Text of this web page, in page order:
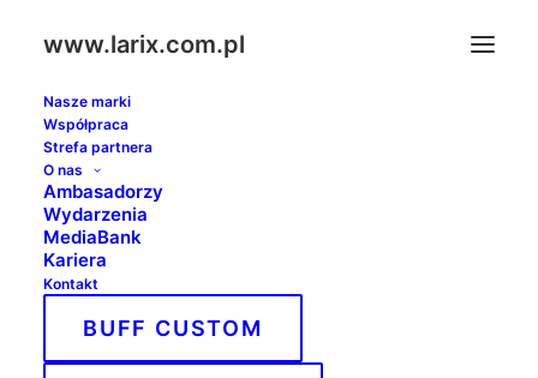
www.larix.com.pl
Nasze marki
Współpraca
Strefa partnera
O nas
Ambasadorzy
Wydarzenia
MediaBank
Kariera
Kontakt
BUFF CUSTOM